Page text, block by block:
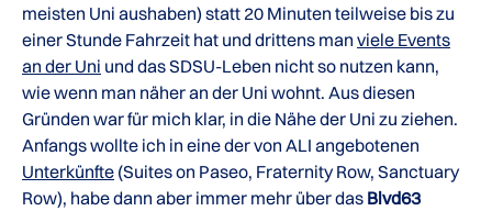
meisten Uni aushaben) statt 20 Minuten teilweise bis zu
einer Stunde Fahrzeit hat und drittens man viele Events
an der Uni und das SDSU-Leben nicht so nutzen kann,
wie wenn man näher an der Uni wohnt. Aus diesen
Gründen war für mich klar, in die Nähe der Uni zu ziehen.
Anfangs wollte ich in eine der von ALI angebotenen
Unterkünfte (Suites on Paseo, Fraternity Row, Sanctuary
Row), habe dann aber immer mehr über das Blvd63